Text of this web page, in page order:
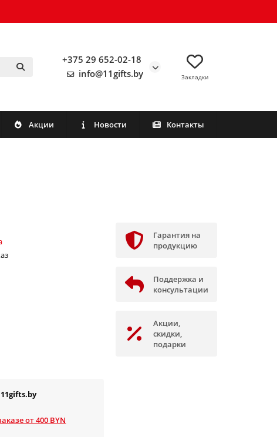
+375 29 652-02-18
info@11gifts.by
Закладки
Акции Новости Контакты
от 400 BYN
Гарантия на
продукцию
Поддержка и
консультации
Акции,
скидки,
подарки